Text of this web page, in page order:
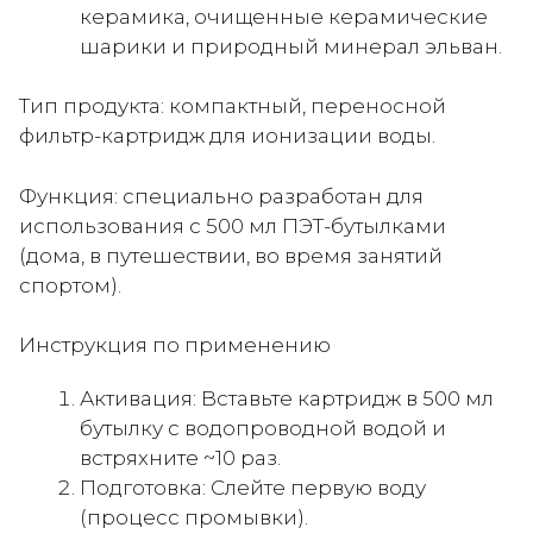
керамика, очищенные керамические
шарики и природный минерал эльван.
Тип продукта: компактный, переносной
фильтр-картридж для ионизации воды.
Функция: специально разработан для
использования с 500 мл ПЭТ-бутылками
(дома, в путешествии, во время занятий
спортом).
Инструкция по применению
Активация: Вставьте картридж в 500 мл
бутылку с водопроводной водой и
встряхните ~10 раз.
Подготовка: Слейте первую воду
(процесс промывки).